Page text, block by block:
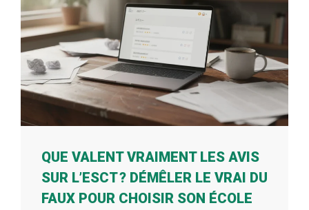
QUE VALENT VRAIMENT LES AVIS
SUR L’ESCT ? DÉMÊLER LE VRAI DU
FAUX POUR CHOISIR SON ÉCOLE